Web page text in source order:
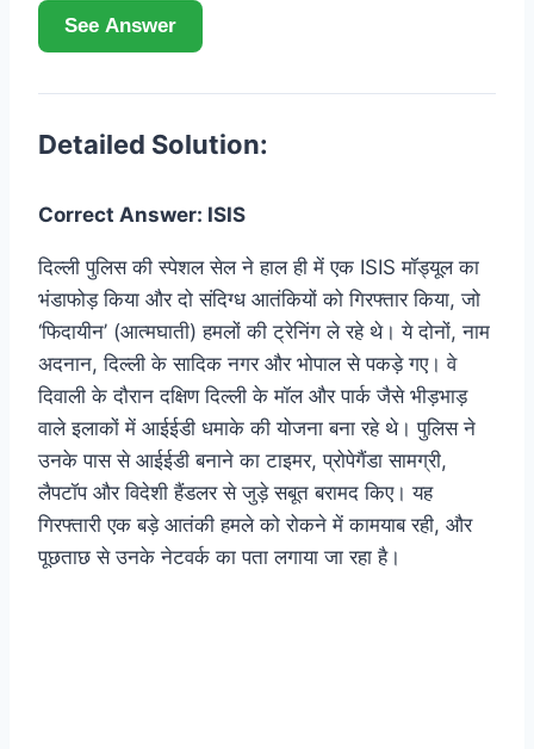
See Answer
Detailed Solution:
Correct Answer: ISIS
दिल्ली पुलिस की स्पेशल सेल ने हाल ही में एक ISIS मॉड्यूल का
भंडाफोड़ किया और दो संदिग्ध आतंकियों को गिरफ्तार किया, जो
‘फिदायीन’ (आत्मघाती) हमलों की ट्रेनिंग ले रहे थे। ये दोनों, नाम
अदनान, दिल्ली के सादिक नगर और भोपाल से पकड़े गए। वे
दिवाली के दौरान दक्षिण दिल्ली के मॉल और पार्क जैसे भीड़भाड़
वाले इलाकों में आईईडी धमाके की योजना बना रहे थे। पुलिस ने
उनके पास से आईईडी बनाने का टाइमर, प्रोपेगैंडा सामग्री,
लैपटॉप और विदेशी हैंडलर से जुड़े सबूत बरामद किए। यह
गिरफ्तारी एक बड़े आतंकी हमले को रोकने में कामयाब रही, और
पूछताछ से उनके नेटवर्क का पता लगाया जा रहा है।